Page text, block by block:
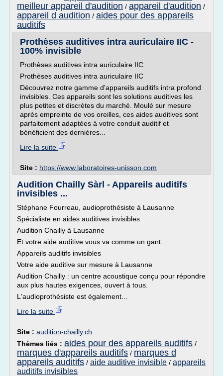
meilleur appareil d'audition / appareil d'audition /
appareil d audition / aides pour des appareils
auditifs
Prothèses auditives intra auriculaire IIC -
100% invisible
Prothèses auditives intra auriculaire IIC
Prothèses auditives intra auriculaire IIC
Découvrez notre gamme d'appareils auditifs intra profond
invisibles. Ces appareils sont les solutions auditives les
plus petites et discrètes du marché. Moulé sur mesure
après empreinte de vos oreilles, ces aides auditives sont
parfaitement adaptées à votre conduit auditif et
bénéficient des dernières...
Lire la suite
Site : https://www.laboratoires-unisson.com
Audition Chailly Sàrl - Appareils auditifs
invisibles ...
Stéphane Fourreau, audioprothésiste à Lausanne
Spécialiste en aides auditives invisibles
Audition Chailly à Lausanne
Et votre aide auditive vous va comme un gant.
Appareils auditifs invisibles
Votre aide auditive sur mesure à Lausanne
Audition Chailly : un centre acoustique conçu pour répondre
aux plus hautes exigences, ouvert à tous.
L'audioprothésiste est également...
Lire la suite
Site : audition-chailly.ch
Thèmes liés : aides pour des appareils auditifs /
marques d'appareils auditifs / marques d
appareils auditifs / aide auditive invisible / appareils
auditifs invisibles